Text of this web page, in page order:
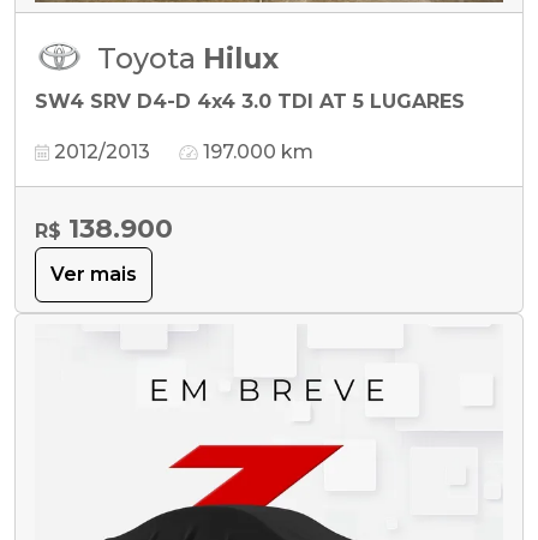
Toyota Hilux
SW4 SRV D4-D 4x4 3.0 TDI AT 5 LUGARES
2012/2013 197.000 km
R$ 138.900
Ver mais